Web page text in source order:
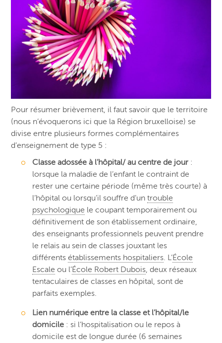
Pour résumer brièvement, il faut savoir que le territoire
(nous n’évoquerons ici que la Région bruxelloise) se
divise entre plusieurs formes complémentaires
d’enseignement de type 5 :
Classe adossée à l’hôpital/ au centre de jour :
lorsque la maladie de l’enfant le contraint de
rester une certaine période (même très courte) à
l’hôpital ou lorsqu’il souffre d’untrouble
psychologique le coupant temporairement ou
définitivement de son établissement ordinaire,
des enseignants professionnels peuvent prendre
le relais au sein de classes jouxtant les
différentsétablissements hospitaliers. L’École
Escale ou l’École Robert Dubois, deux réseaux
tentaculaires de classes en hôpital, sont de
parfaits exemples.
Lien numérique entre la classe et l’hôpital/le
domicile : si l’hospitalisation ou le repos à
domicile est de longue durée (6 semaines